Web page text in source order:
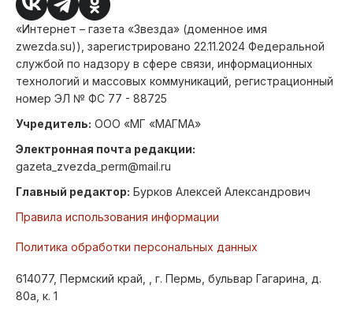
«Интернет – газета «Звезда» (доменное имя
zwezda.su)), зарегистрировано 22.11.2024 Федеральной
службой по надзору в сфере связи, информационных
технологий и массовых коммуникаций, регистрационный
номер ЭЛ № ФС 77 - 88725
Учредитель: ООО «МГ «МАГМА»
Электронная почта редакции:
gazeta_zvezda_perm@mail.ru
Главный редактор: Бурков Алексей Александрович
Правила использования информации
Политика обработки персональных данных
614077, Пермский край, , г. Пермь, бульвар Гагарина, д.
80а, к. 1